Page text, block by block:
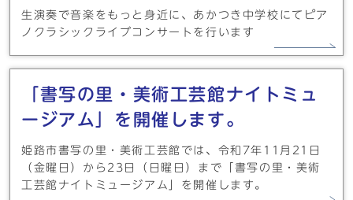
生演奏で音楽をもっと身近に、あかつき中学校にてピア
ノクラシックライブコンサートを行います
「書写の里・美術工芸館ナイトミュ
ージアム」を開催します。
姫路市書写の里・美術工芸館では、令和7年11月21日
（金曜日）から23日（日曜日）まで「書写の里・美術
工芸館ナイトミュージアム」を開催します。